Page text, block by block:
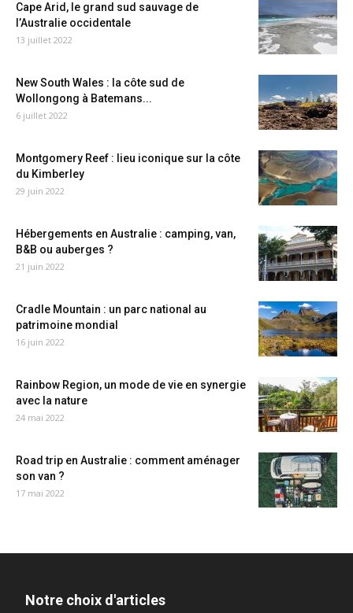
Cape Arid, le grand sud sauvage de
l’Australie occidentale
13 juillet 2022
New South Wales : la côte sud de
Wollongong à Batemans...
6 juillet 2022
Montgomery Reef : lieu iconique sur la côte
du Kimberley
29 juin 2022
Hébergements en Australie : camping, van,
B&B ou auberges ?
21 juin 2022
Cradle Mountain : un parc national au
patrimoine mondial
16 juin 2022
Rainbow Region, un mode de vie en synergie
avec la nature
24 mai 2022
Road trip en Australie : comment aménager
son van ?
17 mai 2022
Notre choix d'articles